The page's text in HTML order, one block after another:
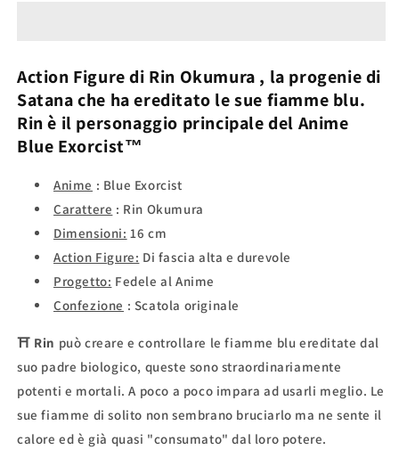
Blue
Exorcist™
Blue
Exorcist™
Action Figure di Rin Okumura , la progenie di
Satana che ha ereditato le sue fiamme blu.
Rinè il personaggio principale del Anime
Blue Exorcist™
Anime : Blue Exorcist
Carattere : Rin Okumura
Dimensioni: 16 cm
Action Figure: Di fasciaalta e durevole
Progetto: Fedele al Anime
Confezione : Scatola originale
⛩ Rin può creare e controllare le fiamme blu ereditate dal
suo padre biologico, queste sono straordinariamente
potenti e mortali. A poco a poco impara ad usarli meglio. Le
sue fiamme di solito non sembrano bruciarlo ma ne sente il
calore ed è già quasi "consumato" dal loro potere.